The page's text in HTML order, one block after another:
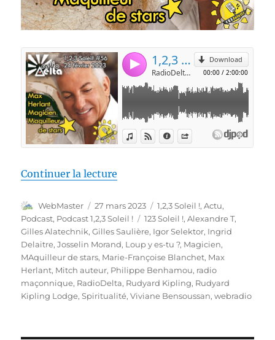
Continuer la lecture
Auteur
WebMaster
Publié
le
27 mars 2023 Catégories
1,2,3 Soleil !,Actu,
Podcast, Podcast 1,2,3 Soleil ! Étiquettes
123 Soleil !,Alexandre T,
Gilles Alatechnik,Gilles Saulière, Igor Selektor, Ingrid
Delaitre,Josselin Morand, Loup y es-tu ?, Magicien,
MAquilleur de stars, Marie-Françoise Blanchet, Max
Herlant, Mitch auteur, Philippe Benhamou, radio
maçonnique, RadioDelta, Rudyard Kipling, Rudyard
Kipling Lodge,Spiritualité,Viviane Bensoussan,webradio